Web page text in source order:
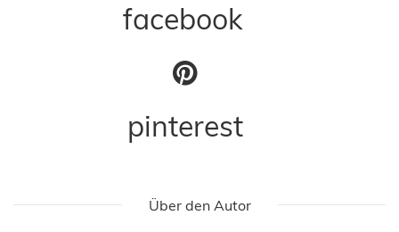
facebook
pinterest
Über den Autor